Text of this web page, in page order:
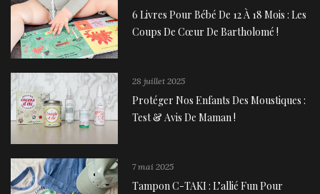
6 Livres Pour Bébé De 12 À 18 Mois : Les
Coups De Cœur De Bartholomé !
28 juillet 2025
Protéger Nos Enfants Des Moustiques :
Test & Avis De Maman !
7 mai 2025
Tampon C-TAKI : L’allié Fun Pour